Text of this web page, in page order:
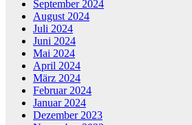
September 2024
August 2024
Juli 2024
Juni 2024
Mai 2024
April 2024
März 2024
Februar 2024
Januar 2024
Dezember 2023